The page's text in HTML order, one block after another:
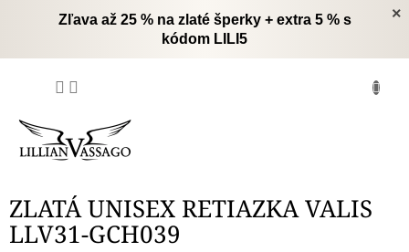
×
Zľava až 25 % na zlaté šperky + extra 5 % s
kódom LILI5
ZLATÁ UNISEX RETIAZKA VALIS
LLV31-GCH039